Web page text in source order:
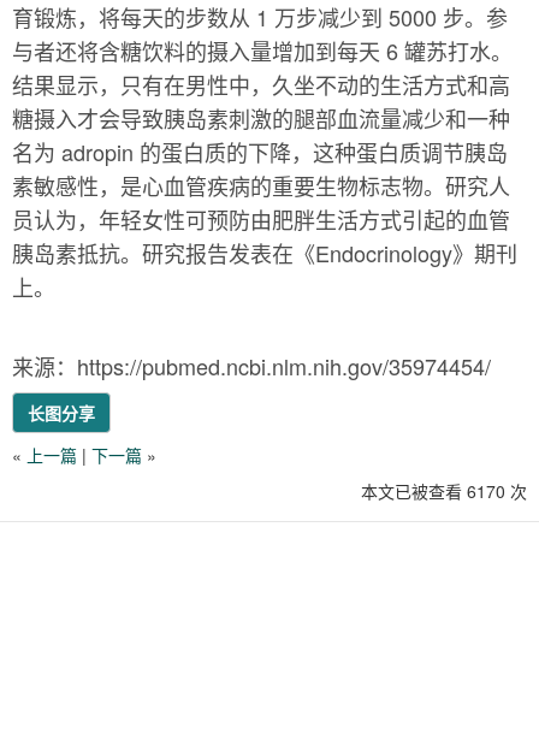
育锻炼，将每天的步数从 1 万步减少到 5000 步。参
与者还将含糖饮料的摄入量增加到每天 6 罐苏打水。
结果显示，只有在男性中，久坐不动的生活方式和高
糖摄入才会导致胰岛素刺激的腿部血流量减少和一种
名为 adropin 的蛋白质的下降，这种蛋白质调节胰岛
素敏感性，是心血管疾病的重要生物标志物。研究人
员认为，年轻女性可预防由肥胖生活方式引起的血管
胰岛素抵抗。研究报告发表在《Endocrinology》期刊
上。
来源：https://pubmed.ncbi.nlm.nih.gov/35974454/
长图分享
« 上一篇 | 下一篇 »
本文已被查看 6170 次